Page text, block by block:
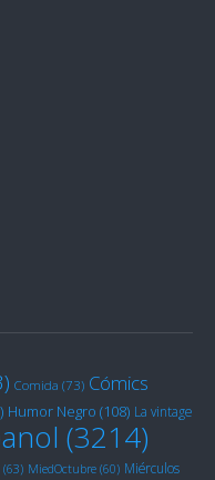
Comida (73) Cómics
Humor Negro (108) La vintage
(3214)
(63) MiedOctubre (60) Miérculos